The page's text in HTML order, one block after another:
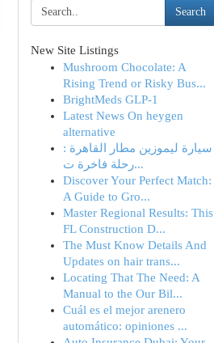
Search
New Site Listings
Mushroom Chocolate: A
Rising Trend or Risky Bus...
BrightMeds GLP-1
Latest News On heygen
alternative
سيارة ليموزين مطار القاهرة :
رحلة فاخرة ت...
Discover Your Perfect Match:
A Guide to Gro...
Master Regional Results: This
FL Construction D...
The Must Know Details And
Updates on hair trans...
Locating That The Need: A
Manual to the Our Bil...
Cuál es el mejor arenero
automático: opiniones ...